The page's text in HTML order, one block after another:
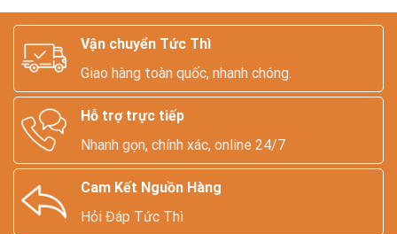
Vận chuyển Tức Thì
Giao hàng toàn quốc, nhanh chóng.
Hỗ trợ trực tiếp
Nhanh gọn, chính xác, online 24/7
Cam Kết Nguồn Hàng
Hỏi Đáp Tức Thì